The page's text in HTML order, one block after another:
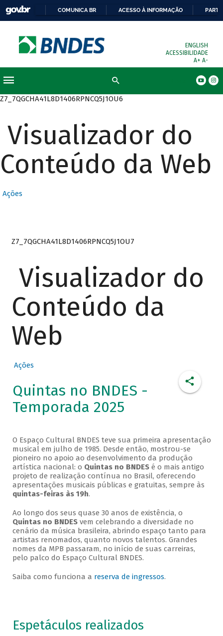
COMUNICA BR ACESSO À INFORMAÇÃO
ENGLISH
ACESSIBILIDADE
A+ A-
Z7_7QGCHA41L8D1406RPNCQ5J1OU6
Visualizador do
Conteúdo da Web
Ações
Z7_7QGCHA41L8D1406RPNCQ5J1OU7
Visualizador do
Conteúdo da
Web
Ações
Quintas no BNDES -
Temporada 2025
O Espaço Cultural BNDES teve sua primeira apresentação
musical em julho de 1985. Desde então, mostrou-se
pioneiro no apoio ao desenvolvimento da produção
artística nacional: o Quintas no BNDESé o mais antigo
projeto de realização contínua no Brasil, oferecendo
apresentações musicais públicas e gratuitas, sempre às
quintas-feiras às 19h.
Ao longo dos seus quase 30 anos de existência, o
Quintas no BNDESvem celebrando a diversidade no
cenário da música brasileira, abrindo espaço tanto para
artistas renomados, quanto novos talentos. Grandes
nomes da MPB passaram, no início de suas carreiras,
pelo palco do Espaço Cultural BNDES.
Saiba como funciona a reserva de ingressos.
Espetáculos realizados